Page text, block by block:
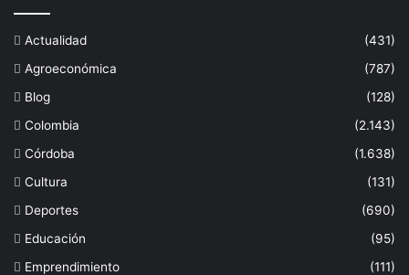
Actualidad
(431)
Agroeconómica
(787)
Blog
(128)
Colombia
(2.143)
Córdoba
(1.638)
Cultura
(131)
Deportes
(690)
Educación
(95)
Emprendimiento
(111)